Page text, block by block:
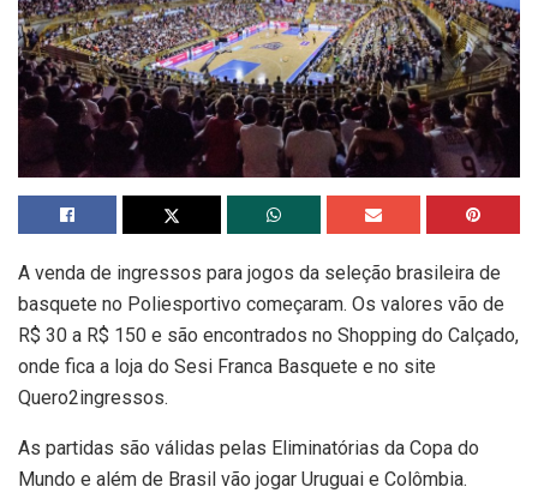
A venda de ingressos para jogos da seleção brasileira de
basquete no Poliesportivo começaram. Os valores vão de
R$ 30 a R$ 150 e são encontrados no Shopping do Calçado,
onde fica a loja do Sesi Franca Basquete e no site
Quero2ingressos.
As partidas são válidas pelas Eliminatórias da Copa do
Mundo e além de Brasil vão jogar Uruguai e Colômbia.